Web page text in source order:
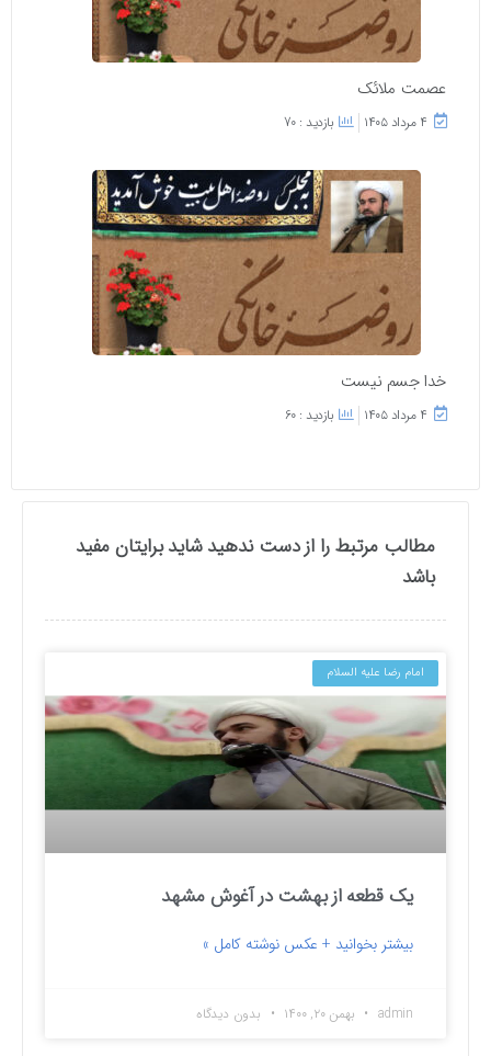
عصمت ملائک
۴ مرداد ۱۴۰۵ بازدید : 70
خدا جسم نیست
۴ مرداد ۱۴۰۵ بازدید : 60
مطالب مرتبط را از دست ندهید شاید برایتان مفید
باشد
امام رضا علیه السلام
یک قطعه از بهشت در آغوش مشهد
بیشتر بخوانید + عکس نوشته کامل »
admin بهمن ۲۰, ۱۴۰۰ بدون دیدگاه